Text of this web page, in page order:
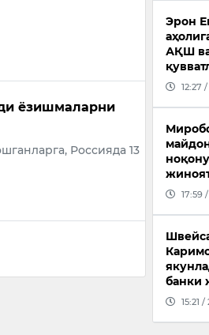
ёзишмаларни
Россияда 13
Эрон
АҚШ
12:27
17:59
банки
15:21